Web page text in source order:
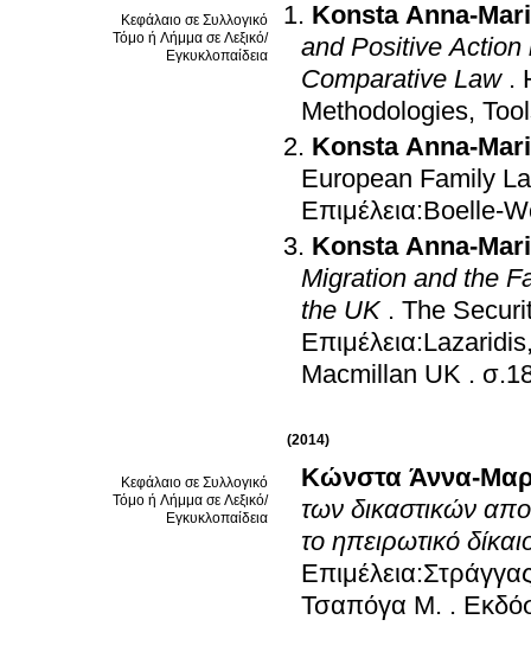
Κεφάλαιο σε Συλλογικό
Τόμο ή Λήμμα σε Λεξικό/
Εγκυκλοπαίδεια
Konsta Anna-
and Positive Action
Comparative Law .
Methodologies,
Konsta Anna-
European Family
Επιμέλεια:Boelle-
Konsta Anna-
Migration and the
the UK . The
Macmillan UK .
(2014)
Κεφάλαιο σε Συλλογικό
Τόμο ή Λήμμα σε Λεξικό/
Εγκυκλοπαίδεια
Κώνστα Άννα-
των δικαστικών
το ηπειρωτικό
Τσαπόγα Μ. .